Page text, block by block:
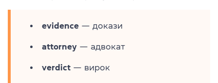
evidence — докази
attorney — адвокат
verdict — вирок